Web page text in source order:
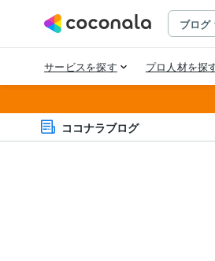
ココナラブログ